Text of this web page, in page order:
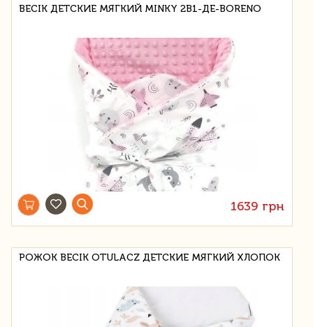
BECIK ДЕТСКИЕ МЯГКИЙ MINKY 2В1-ДЕ-BORENO
1639 грн
РОЖОК BECIK OTULACZ ДЕТСКИЕ МЯГКИЙ ХЛОПОК